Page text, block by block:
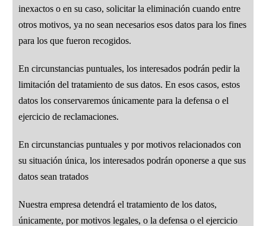
inexactos o en su caso, solicitar la eliminación cuando entre
otros motivos, ya no sean necesarios esos datos para los fines
para los que fueron recogidos.
En circunstancias puntuales, los interesados podrán pedir la
limitación del tratamiento de sus datos. En esos casos, estos
datos los conservaremos únicamente para la defensa o el
ejercicio de reclamaciones.
En circunstancias puntuales y por motivos relacionados con
su situación única, los interesados podrán oponerse a que sus
datos sean tratados
Nuestra empresa detendrá el tratamiento de los datos,
únicamente, por motivos legales, o la defensa o el ejercicio